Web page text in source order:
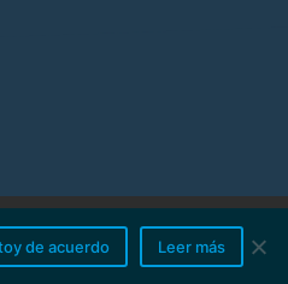
de acuerdo Leer más